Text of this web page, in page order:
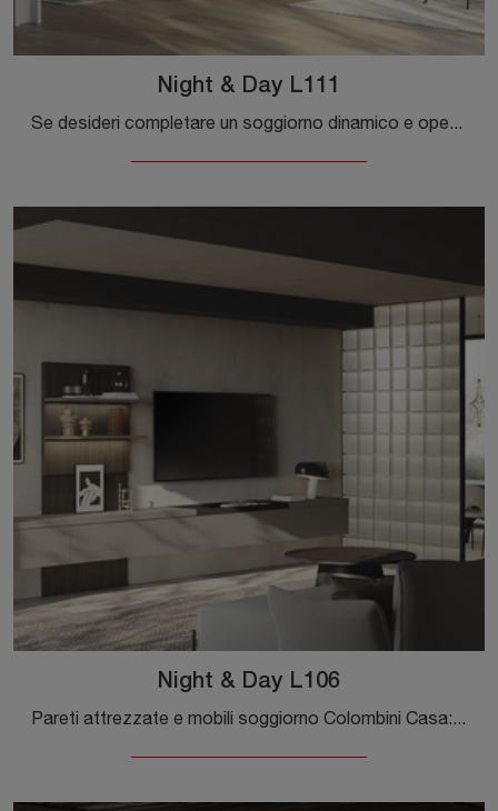
Night & Day L111
Se desideri completare un soggiorno dinamico e operativo dalle linee moderne, ecco a te la parete attrezzata Night & Day L111 Colombini Casa.
Night & Day L106
Pareti attrezzate e mobili soggiorno Colombini Casa: clicca e scopri il modello Night & Day L106 e potrai completare stanze moderne di ogni genere.